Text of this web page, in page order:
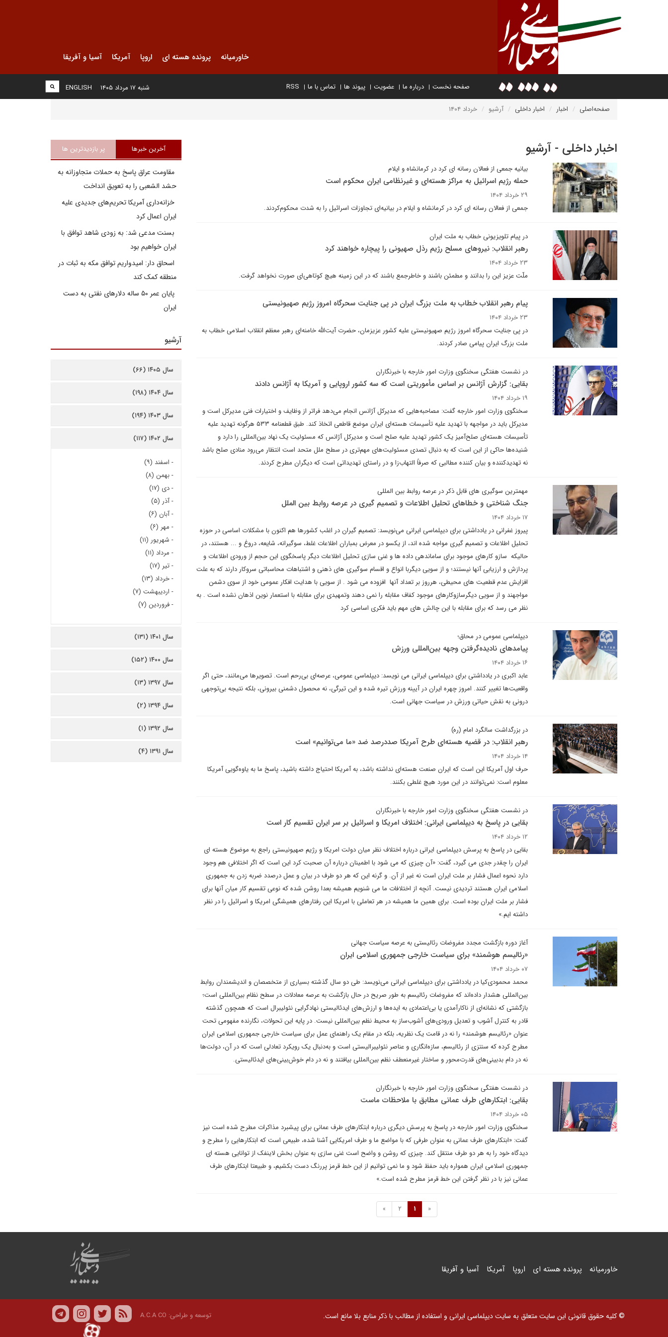
خاورمیانه پرونده هسته ای اروپا آمریکا آسیا و آفریقا
صفحه نخست درباره ما عضویت پیوند ها تماس با ما RSS
ENGLISH شنبه ۱۷ مرداد ۱۴۰۵
صفحه‌اصلی اخبار اخبار داخلی آرشیو خرداد ۱۴۰۴
اخبار داخلی - آرشیو
بیانیه جمعی از فعالان رسانه ای کرد در کرمانشاه و ایلام
حمله رژیم اسرائیل به مراکز هسته‌ای و غیرنظامی ایران محکوم است
۲۹ خرداد ۱۴۰۴
جمعی از فعالان رسانه ای کرد در کرمانشاه و ایلام در بیانیه‌ای تجاوزات اسرائیل را به شدت محکوم‌کردند.
در پیام تلویزیونی خطاب به ملت ایران
رهبر انقلاب: نیروهای مسلح رژیم رذل صهیونی را پیچاره خواهند کرد
۲۳ خرداد ۱۴۰۴
ملّت عزیز این را بدانند و مطمئن باشند و خاطرجمع باشند که در این زمینه هیچ کوتاهی‌ای صورت نخواهد گرفت.
پیام رهبر انقلاب خطاب به ملت بزرگ ایران در پی جنایت سحرگاه امروز رژیم صهیونیستی
۲۳ خرداد ۱۴۰۴
در پی جنایت سحرگاه امروز رژیم صهیونیستی علیه کشور عزیزمان، حضرت آیت‌الله خامنه‌ای رهبر معظم انقلاب اسلامی خطاب به
ملت بزرگ ایران پیامی صادر کردند.
در نشست هفتگی سخنگوی وزارت امور خارجه با خبرنگاران
بقایی: گزارش آژانس بر اساس مأموریتی است که سه کشور اروپایی و آمریکا به آژانس دادند
۱۹ خرداد ۱۴۰۴
سخنگوی وزارت امور خارجه گفت: مصاحبه‌هایی که مدیرکل آژانس انجام می‌دهد فراتر از وظایف و اختیارات فنی مدیرکل است و
مدیرکل باید در مواجهه با تهدید علیه تأسیسات هسته‌ای ایران موضع قاطعی اتخاذ کند. طبق قطعنامه ۵۳۳ هرگونه تهدید علیه
تأسیسات هسته‌ای صلح‌آمیز یک کشور تهدید علیه صلح است و مدیرکل آژانس که مسئولیت یک نهاد بین‌المللی را دارد و
شنیده‌ها حاکی از این است که به دنبال تصدی مسئولیت‌های مهم‌تری در سطح ملل متحد است انتظار می‌رود منادی صلح باشد
نه تهدیدکننده و بیان کننده مطالبی که صرفاً التهاب‌زا و در راستای تهدیداتی است که دیگران مطرح کردند.
مهمترین سوگیری های قابل ذکر در عرصه روابط بین المللی
جنگ شناختی و خطاهای تحلیل اطلاعات و تصمیم گیری در عرصه روابط بین الملل
۱۷ خرداد ۱۴۰۴
پیروز غفرانی در یادداشتی برای دیپلماسی ایرانی می‌نویسد: تصمیم گیران در اغلب کشورها هم اکنون با مشکلات اساسی در حوزه
تحلیل اطلاعات و تصمیم گیری مواجه شده اند، از یکسو در معرض بمباران اطلاعات غلط، سوگیرانه، شایعه، دروغ و ... هستند، در
حالیکه سازو کارهای موجود برای ساماندهی داده ها و غنی سازی تحلیل اطلاعات دیگر پاسخگوی این حجم از ورودی اطلاعات و
پردازش و ارزیابی آنها نیستند؛ و از سویی دیگربا انواع و اقسام سوگیری های ذهنی و اشتباهات محاسباتی سروکار دارند که به علت
افزایش عدم قطعیت های محیطی، هرروز بر تعداد آنها افزوده می شود . از سویی با هدایت افکار عمومی خود از سوی دشمن
مواجهند و از سویی دیگرسازوکارهای موجود کفاف مقابله را نمی دهند وتمهیدی برای مقابله با استعمار نوین اذهان نشده است . به
نظر می رسد که برای مقابله با این چالش های مهم باید فکری اساسی کرد
دیپلماسی عمومی در محاق؛
پیامدهای نادیده‌گرفتن وجهه بین‌المللی ورزش
۱۶ خرداد ۱۴۰۴
عابد اکبری در یادداشتی برای دیپلماسی ایرانی می نویسد: دیپلماسی عمومی، عرصه‌ای بی‌رحم است. تصویرها می‌مانند، حتی اگر
واقعیت‌ها تغییر کنند. امروز چهره ایران در آیینه ورزش تیره شده و این تیرگی، نه محصول دشمنی بیرونی، بلکه نتیجه بی‌توجهی
درونی به نقش حیاتی ورزش در سیاست جهانی است.
در بزرگداشت سالگرد امام (ره)
رهبر انقلاب: در قضیه هسته‌ای طرح آمریکا صددرصد ضد «ما می‌توانیم» است
۱۴ خرداد ۱۴۰۴
حرف اول آمریکا این است که ایران صنعت هسته‌ای نداشته باشد، به آمریکا احتیاج داشته باشید، پاسخ ما به یاوه‌گویی‌ آمریکا
معلوم است: نمی‌توانند در این مورد هیچ غلطی بکنند.
در نشست هفتگی سخنگوی وزارت امور خارجه با خبرنگاران
بقایی در پاسخ به دیپلماسی ایرانی: اختلاف امریکا و اسرائیل بر سر ایران تقسیم کار است
۱۲ خرداد ۱۴۰۴
بقایی در پاسخ به پرسش دیپلماسی ایرانی درباره اختلاف نظر میان دولت امریکا و رژیم صهیونیستی راجع به موضوع هسته ای
ایران را چقدر جدی می گیرد، گفت: «آن چیزی که می شود با اطمینان درباره آن صحبت کرد این است که اگر اختلافی هم وجود
دارد نحوه اعمال فشار بر ملت ایران است نه غیر از آن. و گرنه این که هر دو طرف در بیان و عمل درصدد ضربه زدن به جمهوری
اسلامی ایران هستند تردیدی نیست. آنچه از اختلافات ما می شنویم همیشه بعدا روشن شده که نوعی تقسیم کار میان آنها برای
فشار بر ملت ایران بوده است. برای همین ما همیشه در هر تعاملی با امریکا این رفتارهای همیشگی امریکا و اسرائیل را در نظر
داشته ایم.»
آغاز دوره بازگشت مجدد مفروضات رئالیستی به عرصه سیاست‌ جهانی
«رئالیسم هوشمند» برای سیاست خارجی جمهوری اسلامی ایران
۰۷ خرداد ۱۴۰۴
محمد محمودی‌کیا در یادداشتی برای دیپلماسی ایرانی می‌نویسد: طی دو سال گذشته بسیاری از متخصصان و اندیشمندان روابط
بین‌المللی هشدار داده‌اند که مفروضات رئالیسم به طور صریح در حال بازگشت به عرصه معادلات در سطح نظام بین‌المللی است؛
بازگشتی که نشانه‌ای از ناکارآمدی یا بی‌اعتمادی به ایده‌ها و ارزش‌های ایدئالیستی نهادگرایی نئولیبرال است که همچون گذشته
قادر به کنترل آشوب و تعدیل ورودی‌های آشوب‌ساز به محیط نظم بین‌المللی نیست. در پایه این تحولات، نگارنده مفهومی تحت
عنوان «رئالیسم هوشمند» را نه در قامت یک نظریه، بلکه در مقام یک راهنمای عمل برای سیاست خارجی جمهوری اسلامی ایران
مطرح کرده‌ که سنتزی از رئالیسم، سازه‌انگاری و عناصر نئولیبرالیستی است و به‌دنبال یک رویکرد تعادلی است که در آن، دولت‌ها
نه در دام بدبینی‌های قدرت‌محور و ساختار غیرمنعطف نظم بین‌المللی بیافتند و نه در دام خوش‌بینی‌های ایدئالیستی.
در نشست هفتگی سخنگوی وزارت امور خارجه با خبرنگاران
بقایی: ابتکارهای طرف عمانی مطابق با ملاحظات ماست
۰۵ خرداد ۱۴۰۴
سخنگوی وزارت امور خارجه در پاسخ به پرسش دیگری درباره ابتکارهای طرف عمانی برای پیشبرد مذاکرات مطرح شده است نیز
گفت: «ابتکارهای طرف عمانی به عنوان طرفی که با مواضع ما و طرف امریکایی آشنا شده، طبیعی است که ابتکارهایی را مطرح و
دیدگاه خود را به هر دو طرف منتقل کند. چیزی که روشن و واضح است غنی سازی به عنوان بخش لاینفک از توانایی هسته ای
جمهوری اسلامی ایران همواره باید حفظ شود و ما نمی توانیم از این خط قرمز پررنگ دست بکشیم، و طبیعتا ابتکارهای طرف
عمانی نیز با در نظر گرفتن این خط قرمز مطرح شده است.»
«
1
2
»
آخرین خبرها پر بازدیدترین ها
مقاومت عراق پاسخ به حملات متجاوزانه به
حشد الشعبی را به تعویق انداخت
خزانه‌داری آمریکا تحریم‌های جدیدی علیه
ایران اعمال کرد
بسنت مدعی شد: به زودی شاهد توافق با
ایران خواهیم بود
اسحاق دار: امیدواریم توافق مکه به ثبات در
منطقه کمک کند
پایان عمر ۵۰ ساله دلارهای نفتی به دست
ایران
آرشیو
سال ۱۴۰۵ (۶۶)
سال ۱۴۰۴ (۱۹۸)
سال ۱۴۰۳ (۱۹۴)
سال ۱۴۰۲ (۱۱۷)
- اسفند (۹)
-بهمن (۸)
-دی (۱۷)
-آذر (۵)
-آبان (۶)
- مهر (۶)
- شهریور (۱۱)
- مرداد (۱۱)
-تیر (۱۷)
-خرداد (۱۳)
- اردیبهشت (۷)
-فروردین (۷)
سال ۱۴۰۱ (۱۳۱)
سال ۱۴۰۰ (۱۵۲)
سال ۱۳۹۷ (۱۳)
سال ۱۳۹۴ (۲)
سال ۱۳۹۲ (۱)
سال ۱۳۹۱ (۴)
خاورمیانه پرونده هسته ای اروپا آمریکا آسیا و آفریقا
© کلیه حقوق قانونی این سایت متعلق به سایت دیپلماسی ایرانی و استفاده از مطالب با ذکر منابع بلا مانع است. توسعه و طراحی: A.C.A CO